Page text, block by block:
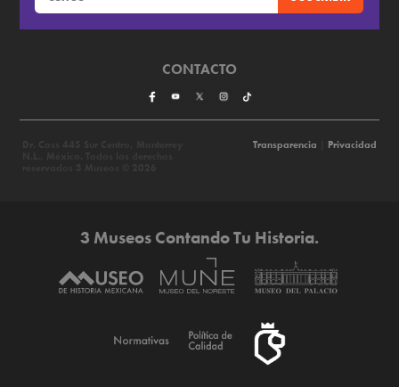
CONTACTO
Transparencia Privacidad
3 Museos Contando Tu Historia.